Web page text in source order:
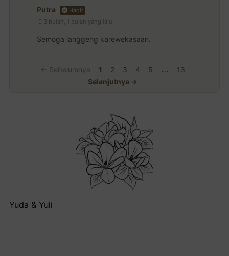
Putra
Hadir
3 bulan, 1 bulan yang lalu
Semoga langgeng karewekasaan.
← Sebelumnya 1 2 3 4 5 ...
13
Selanjutnya →
Yuda & Yuli